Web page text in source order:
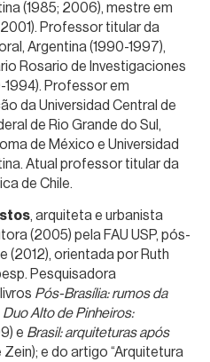
(1985; 2006), mestre em
Professor titular da
Argentina (1990-1997),
Rosario de Investigaciones
1994). Professor em
da Universidad Central de
de Rio Grande do Sul,
de México e Universidad
Atual professor titular da
de Chile.
, arquiteta e urbanista
(2005) pela FAU USP, pós-
(2012), orientada por Ruth
Pesquisadora
Pós-Brasília: rumos da
Duo Alto de Pinheiros:
e Brasil: arquiteturas após
e do artigo “Arquitetura